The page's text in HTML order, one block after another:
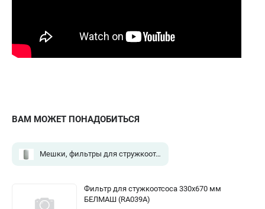
ВАМ МОЖЕТ ПОНАДОБИТЬСЯ
Мешки, фильтры для стружкоотсосов
Фильтр для стужкоотсоса 330х670 мм
БЕЛМАШ (RA039A)